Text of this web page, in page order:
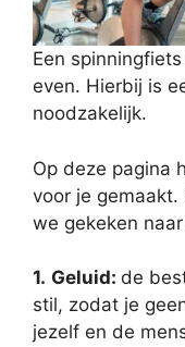
Een
even. Hierbij is
noodzakelijk.
Op deze pagina
voor je
we gekeken
1. Geluid: de
stil, zodat je
jezelf en de